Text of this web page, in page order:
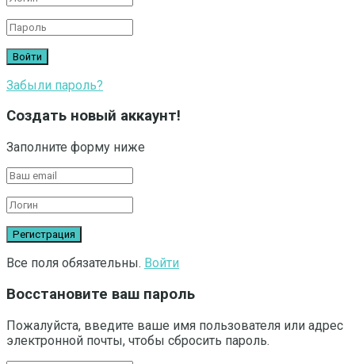
Забыли пароль?
Создать новый аккаунт!
Заполните форму ниже
Все поля обязательны. Войти
Восстановите ваш пароль
Пожалуйста, введите ваше имя пользователя или адрес
электронной почты, чтобы сбросить пароль.